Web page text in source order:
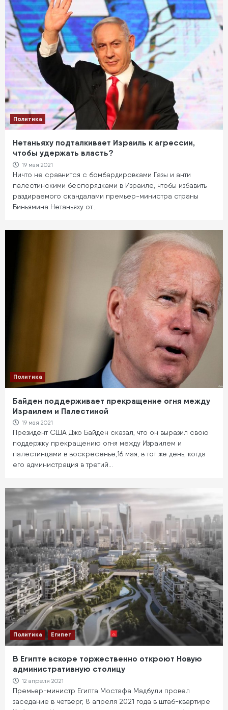
Политика
Нетаньяху подталкивает Израиль к агрессии,
чтобы удержать власть?
19 мая 2021
Ничто не сравнится с бомбардировками Газы и анти
палестинскими беспорядками в Израиле, чтобы избавить
раздираемого скандалами премьер-министра страны
Биньямина Нетаньяху от…
Политика
Байден поддерживает прекращение огня между
Израилем и Палестиной
19 мая 2021
Президент США Джо Байден сказал, что он выразил свою
поддержку прекращению огня между Израилем и
палестинцами в воскресенье,16 мая, в тот же день, когда
его администрация в третий…
Политика Египет
В Египте вскоре торжественно откроют Новую
административную столицу
12 апреля 2021
Премьер-министр Египта Мостафа Мадбули провел
заседание в четверг, 8 апреля 2021 года в штаб-квартире